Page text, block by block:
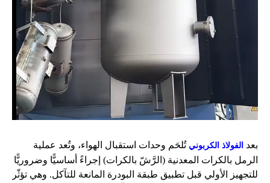
بعد الفولاذ الكربوني تُلحَم وحدات استقبال الهواء، وتُعد عملية
الرمل بالكرات المعدنية (الرَّشّ بالكرات) إجراءً أساسيًّا وضروريًّا
للتجهيز الأولي قبل تطبيق طبقة البودرة المانعة للتآكل. وهي تؤثّر